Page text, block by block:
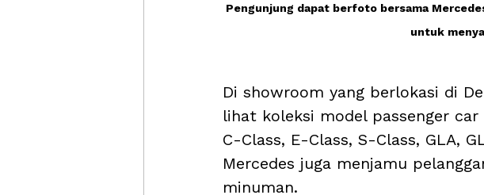
Pengunjung dapat berfoto bersama
untuk
Di showroom yang berlokasi di
lihat koleksi model passenger
C-Class, E-Class, S-Class, GLA,
Mercedes juga menjamu
minuman.